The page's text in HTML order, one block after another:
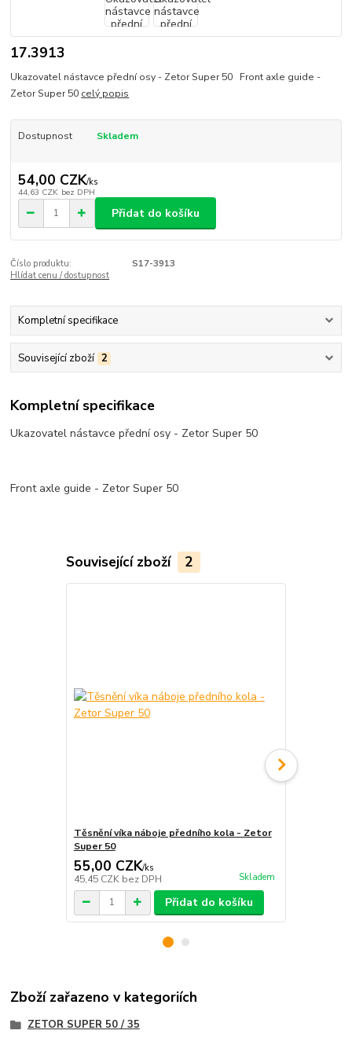
17.3913
Ukazovatel nástavce přední osy - Zetor Super 50 Front axle guide -
Zetor Super 50 celý popis
Dostupnost Skladem
54,00 CZK/ks
44,63 CZK bez DPH
Přidat do košíku
Číslo produktu:
S17-3913
Hlídat cenu / dostupnost
Kompletní specifikace
Související zboží 2
Kompletní specifikace
Ukazovatel nástavce přední osy - Zetor Super 50
Front axle guide - Zetor Super 50
Související zboží 2
Těsnění víka náboje předního kola - Zetor
Super 50
55,00 CZK/ks
45,45 CZK bez DPH Skladem
Přidat do košíku
Zboží zařazeno v kategoriích
ZETOR SUPER 50 / 35